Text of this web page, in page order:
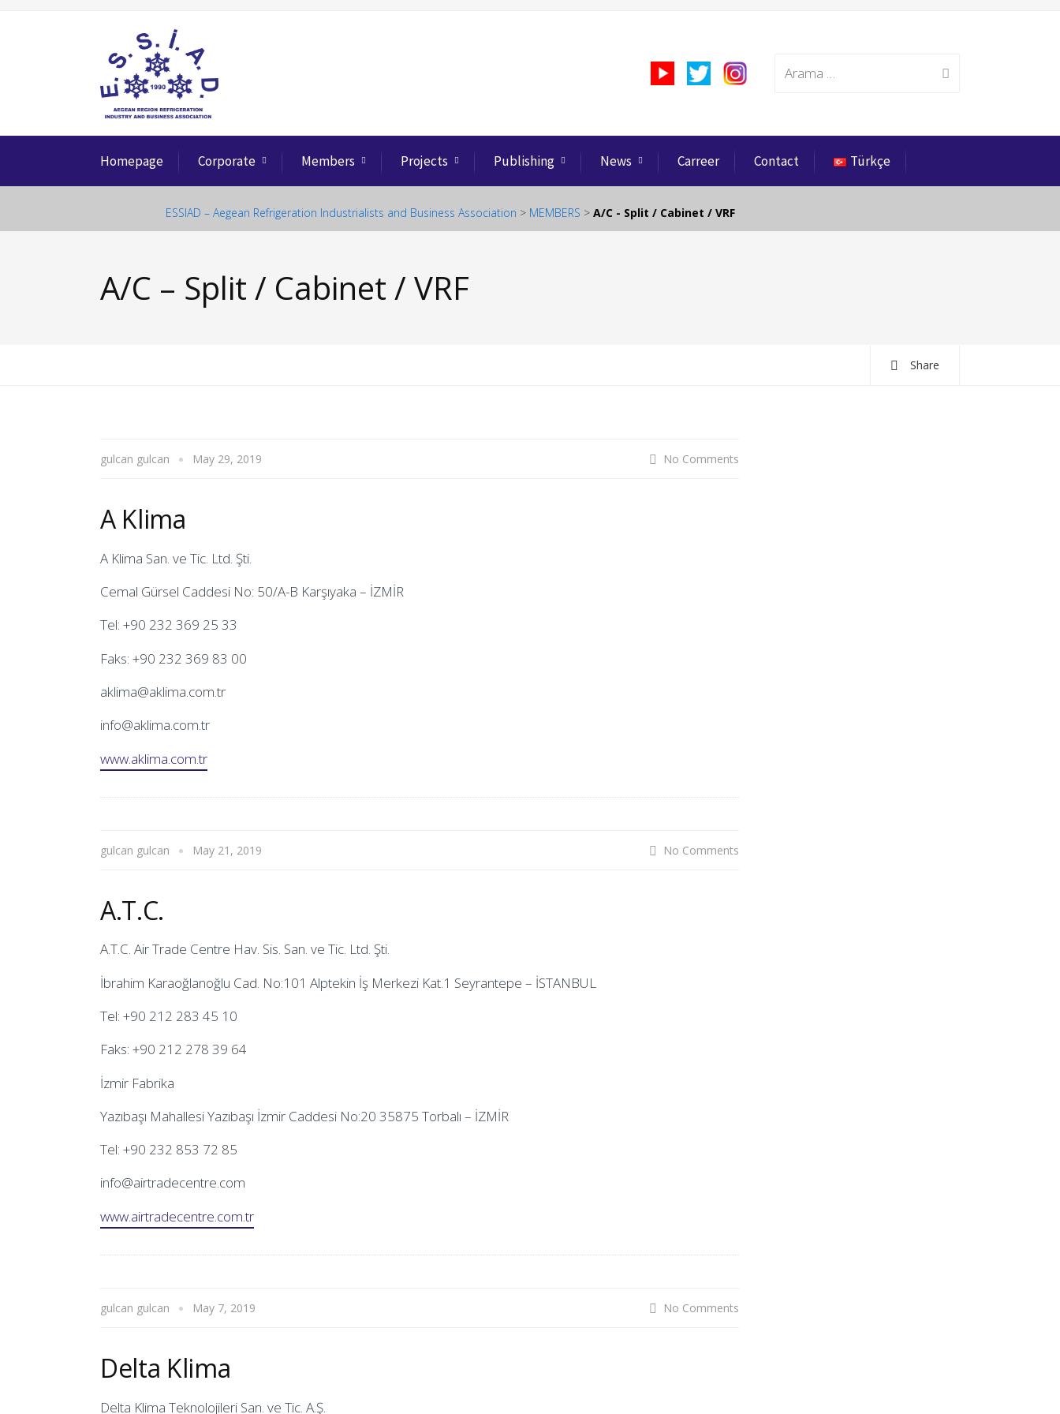
Search
Homepage Corporate Members Projects Publishing News Carreer Contact Türkçe
ESSIAD – Aegean Refrigeration Industrialists and Business Association > MEMBERS > A/C - Split / Cabinet / VRF
A/C – Split / Cabinet / VRF
Share
gulcan gulcan May 29, 2019 No Comments
A Klima
A Klima San. ve Tic. Ltd. Şti.
Cemal Gürsel Caddesi No: 50/A-B Karşıyaka – İZMİR
Tel: +90 232 369 25 33
Faks: +90 232 369 83 00
aklima@aklima.com.tr
info@aklima.com.tr
www.aklima.com.tr
gulcan gulcan May 21, 2019 No Comments
A.T.C.
A.T.C. Air Trade Centre Hav. Sis. San. ve Tic. Ltd. Şti.
İbrahim Karaoğlanoğlu Cad. No:101 Alptekin İş Merkezi Kat.1 Seyrantepe – İSTANBUL
Tel: +90 212 283 45 10
Faks: +90 212 278 39 64
İzmir Fabrika
Yazıbaşı Mahallesi Yazıbaşı İzmir Caddesi No:20 35875 Torbalı – İZMİR
Tel: +90 232 853 72 85
info@airtradecentre.com
www.airtradecentre.com.tr
gulcan gulcan May 7, 2019 No Comments
Delta Klima
Delta Klima Teknolojileri San. ve Tic. A.Ş.